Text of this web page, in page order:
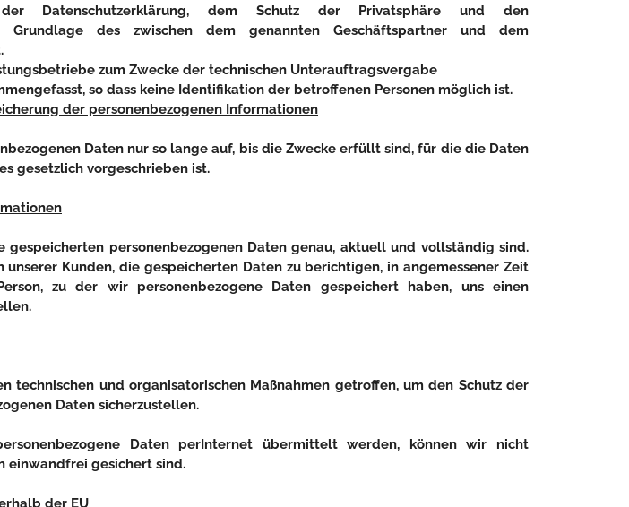
Datenschutzerklärung, dem Schutz der Privatsphäre und den
Grundlage des zwischen dem genannten Geschäftspartner und dem
zum Zwecke der technischen Unterauftragsvergabe
so dass keine Identifikation der betroffenen Personen möglich ist.
der personenbezogenen Informationen
Daten nur so lange auf, bis die Zwecke erfüllt sind, für die die Daten
gesetzlich vorgeschrieben ist.
gespeicherten personenbezogenen Daten genau, aktuell und vollständig sind.
Kunden, die gespeicherten Daten zu berichtigen, in angemessener Zeit
zu der wir personenbezogene Daten gespeichert haben, uns einen
technischen und organisatorischen Maßnahmen getroffen, um den Schutz der
Daten sicherzustellen.
Daten perInternet übermittelt werden, können wir nicht
einwandfrei gesichert sind.
der EU